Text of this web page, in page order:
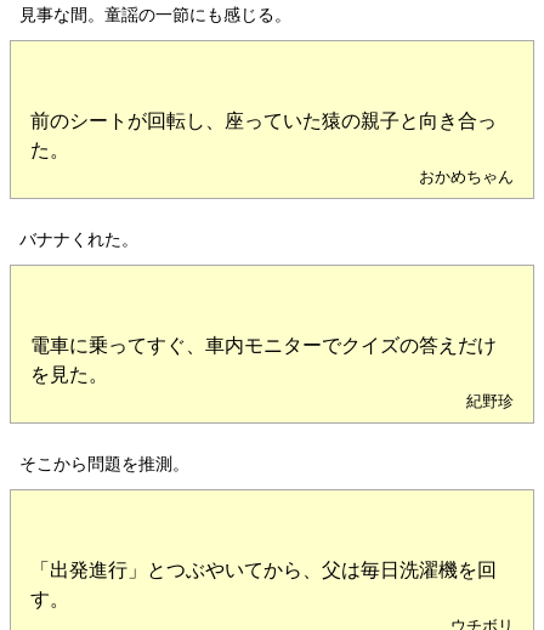
見事な間。童謡の一節にも感じる。
前のシートが回転し、座っていた猿の親子と向き合っ
た。
おかめちゃん
バナナくれた。
電車に乗ってすぐ、車内モニターでクイズの答えだけ
を見た。
紀野珍
そこから問題を推測。
「出発進行」とつぶやいてから、父は毎日洗濯機を回
す。
ウチボリ